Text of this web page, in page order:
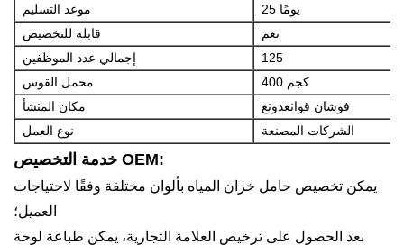
موعد التسليم
25 يومًا
قابلة للتخصيص
نعم
إجمالي عدد الموظفين
125
محمل القوس
400 كجم
مكان المنشأ
فوشان قوانغدونغ
نوع العمل
الشركات المصنعة
خدمة التخصيص OEM:
يمكن تخصيص حامل خزان المياه بألوان مختلفة وفقًا لاحتياجات
العميل؛
بعد الحصول على ترخيص العلامة التجارية، يمكن طباعة لوحة